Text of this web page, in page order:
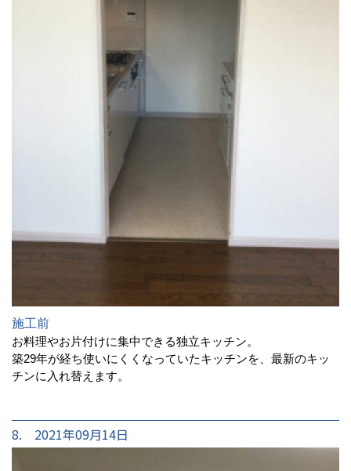
施工前
お料理やお片付けに集中できる独立キッチン。
築29年が経ち使いにくくなっていたキッチンを、最新のキッ
チンに入れ替えます。
8. 2021年09月14日